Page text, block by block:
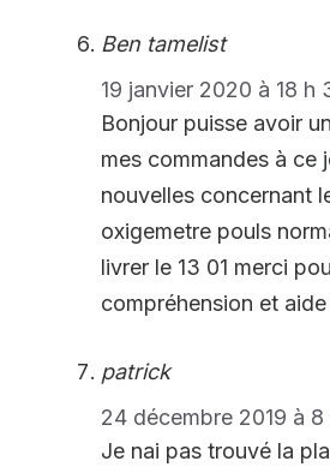
Ben tamelist
19 janvier 2020 à 18 h
Bonjour puisse avoir
mes commandes à ce
nouvelles concernant
oxigemetre pouls
livrer le 13 01 merci
compréhension et
patrick
24 décembre 2019 à 8
Je nai pas trouvé la